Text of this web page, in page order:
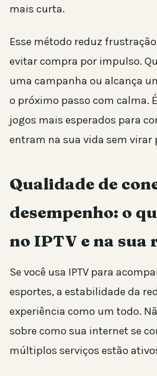
mais curta.
Esse método reduz
evitar compra por impulso.
uma campanha ou alcança
o próximo passo com calma.
jogos mais esperados para
entram na sua vida sem virar
Qualidade de
desempenho: o
no IPTV e na sua
Se você usa IPTV para
esportes, a estabilidade da
experiência como um todo.
sobre como sua internet se
múltiplos serviços estão